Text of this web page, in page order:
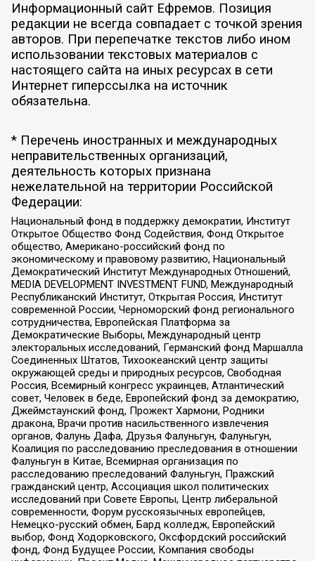
Информационный сайт Ефремов. Позиция
редакции не всегда совпадает с точкой зрения
авторов. При перепечатке текстов либо ином
использовании текстовых материалов с
настоящего сайта на иных ресурсах в сети
Интернет гиперссылка на источник
обязательна.
* Перечень иностранных и международных
неправительственных организаций,
деятельность которых признана
нежелательной на территории Российской
Федерации:
Национальный фонд в поддержку демократии, Институт
Открытое Общество Фонд Содействия, Фонд Открытое
общество, Американо-российский фонд по
экономическому и правовому развитию, Национальный
Демократический Институт Международных Отношений,
MEDIA DEVELOPMENT INVESTMENT FUND, Международный
Республиканский Институт, Открытая Россия, Институт
современной России, Черноморский фонд регионального
сотрудничества, Европейская Платформа за
Демократические Выборы, Международный центр
электоральных исследований, Германский фонд Маршалла
Соединенных Штатов, Тихоокеанский центр защиты
окружающей среды и природных ресурсов, Свободная
Россия, Всемирный конгресс украинцев, Атлантический
совет, Человек в беде, Европейский фонд за демократию,
Джеймстаунский фонд, Прожект Хармони, Родники
дракона, Врачи против насильственного извлечения
органов, Фалунь Дафа, Друзья Фалуньгун, Фалуньгун,
Коалиция по расследованию преследования в отношении
Фалуньгун в Китае, Всемирная организация по
расследованию преследований Фалуньгун, Пражский
гражданский центр, Ассоциация школ политических
исследований при Совете Европы, Центр либеральной
современности, Форум русскоязычных европейцев,
Немецко-русский обмен, Бард колледж, Европейский
выбор, Фонд Ходорковского, Оксфордский российский
фонд, Фонд Будущее России, Компания свободы